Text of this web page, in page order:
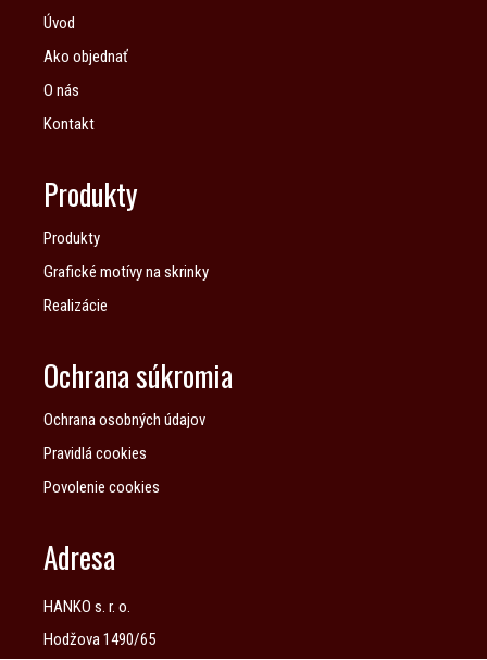
Úvod
Ako objednať
O nás
Kontakt
Produkty
Produkty
Grafické motívy na skrinky
Realizácie
Ochrana súkromia
Ochrana osobných údajov
Pravidlá cookies
Povolenie cookies
Adresa
HANKO s. r. o.
Hodžova 1490/65